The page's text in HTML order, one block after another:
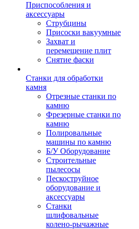
Приспособления и
аксессуары
Струбцины
Присоски вакуумные
Захват и
перемещение плит
Снятие фаски
Станки для обработки
камня
Отрезные станки по
камню
Фрезерные станки по
камню
Полировальные
машины по камню
Б/У Оборудование
Строительные
пылесосы
Пескоструйное
оборудование и
аксессуары
Станки
шлифовальные
колено-рычажные